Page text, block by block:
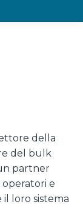
della
del bulk
partner
operatori e
loro sistema